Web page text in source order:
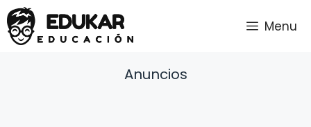
Saltar
al
contenido
Menu
Anuncios